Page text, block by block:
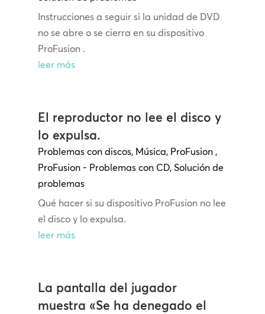
Instrucciones a seguir si la unidad de DVD
no se abre o se cierra en su dispositivo
ProFusion .
leer más
El reproductor no lee el disco y
lo expulsa.
Problemas con discos, Música, ProFusion ,
ProFusion - Problemas con CD, Solución de
problemas
Qué hacer si su dispositivo ProFusion no lee
el disco y lo expulsa.
leer más
La pantalla del jugador
muestra «Se ha denegado el